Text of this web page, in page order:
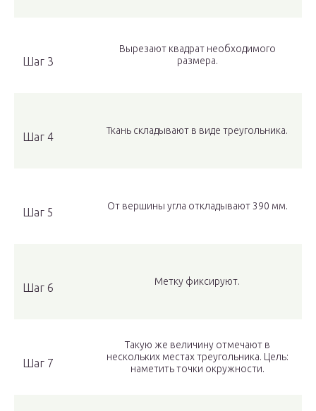
Шаг 3
Вырезают квадрат необходимого
размера.
Шаг 4 Ткань складывают в виде треугольника.
Шаг 5 От вершины угла откладывают 390 мм.
Шаг 6 Метку фиксируют.
Шаг 7
Такую же величину отмечают в
нескольких местах треугольника. Цель:
наметить точки окружности.